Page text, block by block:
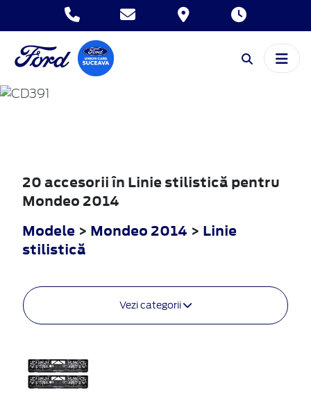
MONDEO
20 accesorii în Linie stilistică pentru
Mondeo 2014
Modele > Mondeo 2014 > Linie
stilistică
Vezi categorii